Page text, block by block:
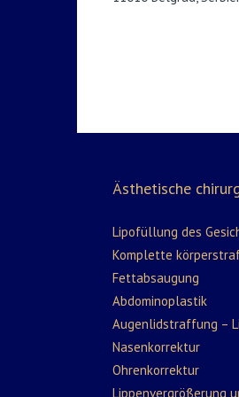
Ästhetische
Lipofüllung des
Komplette
Fettabsaugung
Abdominoplastik
Augenlidstraffung –
Nasenkorrektur
Ohrenkorrektur
Lippenvergrößerung